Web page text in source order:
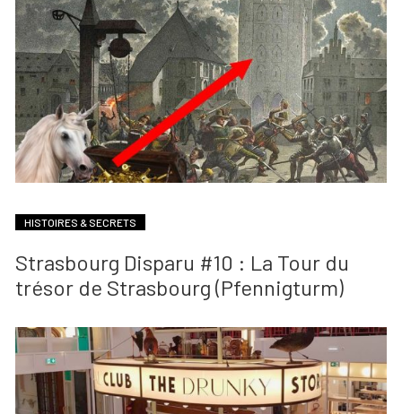
HISTOIRES & SECRETS
Strasbourg Disparu #10 : La Tour du
trésor de Strasbourg (Pfennigturm)